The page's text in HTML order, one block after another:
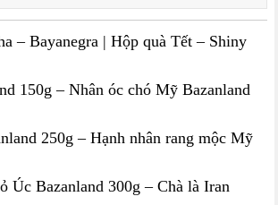
– Bayanegra | Hộp quà Tết – Shiny
150g – Nhân óc chó Mỹ Bazanland
250g – Hạnh nhân rang mộc Mỹ
Úc Bazanland 300g – Chà là Iran